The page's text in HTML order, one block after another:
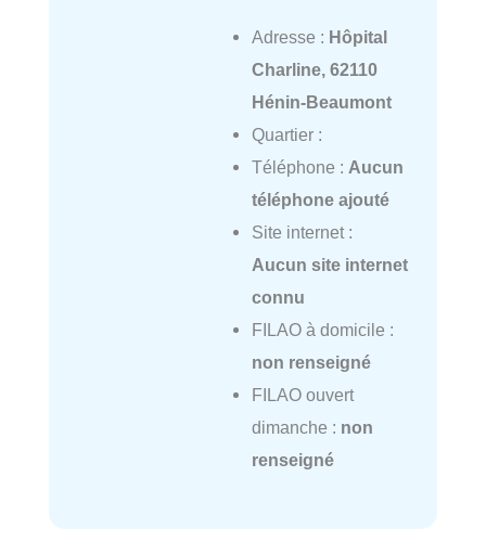
Adresse : Hôpital
Charline, 62110
Hénin-Beaumont
Quartier :
Téléphone : Aucun
téléphone ajouté
Site internet :
Aucun site internet
connu
FILAO à domicile :
non renseigné
FILAO ouvert
dimanche : non
renseigné